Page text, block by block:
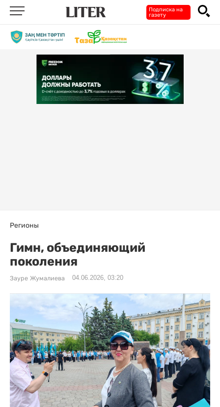
Подписка на
газету
Регионы
Гимн, объединяющий
поколения
Зауре Жумалиева 04.06.2026, 03:20